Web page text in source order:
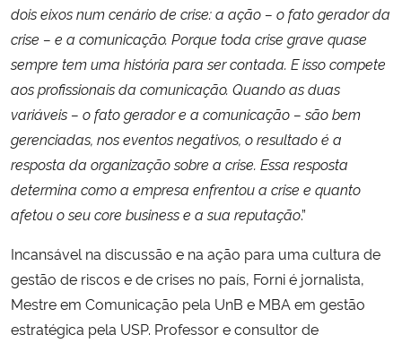
dois eixos num cenário de crise: a ação – o fato gerador da
crise – e a comunicação. Porque toda crise grave quase
sempre tem uma história para ser contada. E isso compete
aos profissionais da comunicação. Quando as duas
variáveis – o fato gerador e a comunicação – são bem
gerenciadas, nos eventos negativos, o resultado é a
resposta da organização sobre a crise. Essa resposta
determina como a empresa enfrentou a crise e quanto
afetou o seu core business e a sua reputação.”
Incansável na discussão e na ação para uma cultura de
gestão de riscos e de crises no país, Forni é jornalista,
Mestre em Comunicação pela UnB e MBA em gestão
estratégica pela USP. Professor e consultor de